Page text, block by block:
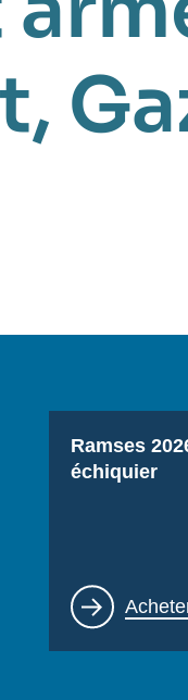
,
Titre
Ramses
échiquier
Lien